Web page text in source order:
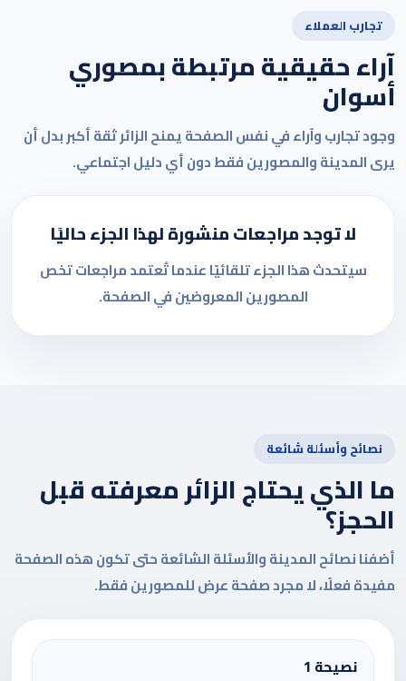
تجارب العملاء
آراء حقيقية مرتبطة بمصوري
أسوان
وجود تجارب وآراء في نفس الصفحة يمنح الزائر ثقة أكبر بدل أن
يرى المدينة والمصورين فقط دون أي دليل اجتماعي.
لا توجد مراجعات منشورة لهذا الجزء حاليًا
سيتحدث هذا الجزء تلقائيًا عندما تُعتمد مراجعات تخص
المصورين المعروضين في الصفحة.
نصائح وأسئلة شائعة
ما الذي يحتاج الزائر معرفته قبل
الحجز؟
أضفنا نصائح المدينة والأسئلة الشائعة حتى تكون هذه الصفحة
مفيدة فعلًا، لا مجرد صفحة عرض للمصورين فقط.
نصيحة 1